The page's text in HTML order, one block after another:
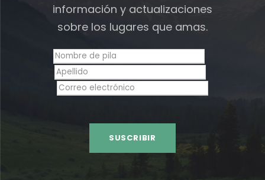
información y actualizaciones
sobre los lugares que amas.